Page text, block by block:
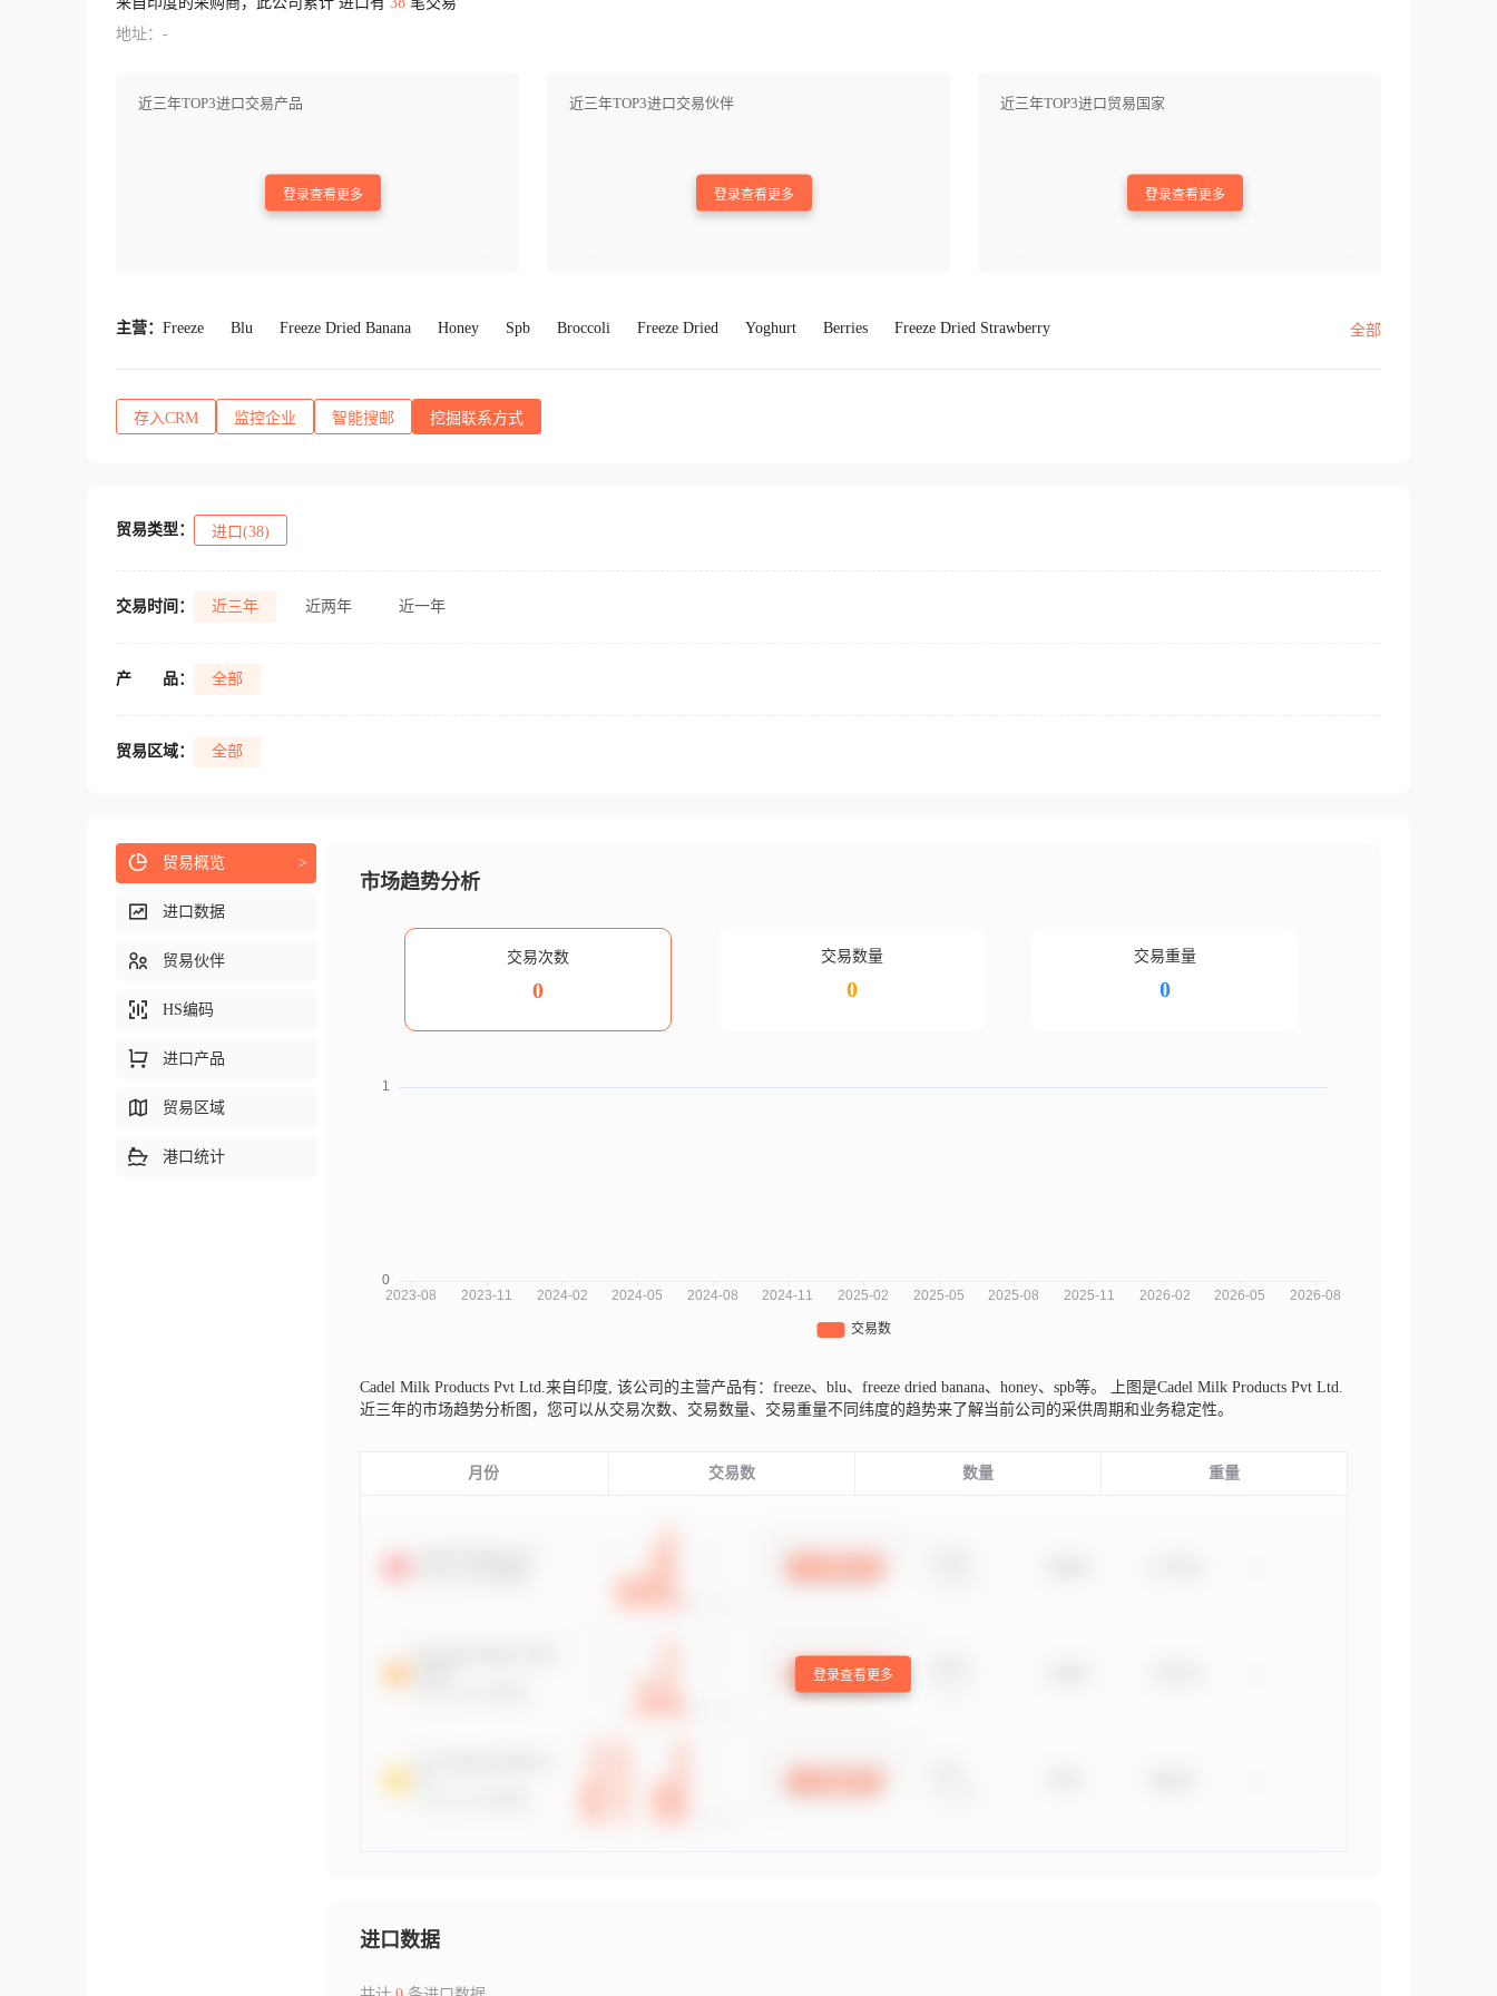
地址：-
近三年TOP3进口交易产品
登录查看更多
近三年TOP3进口交易伙伴
登录查看更多
近三年TOP3进口贸易国家
登录查看更多
主营： Freeze Blu Freeze Dried Banana Honey Spb Broccoli Freeze Dried Yoghurt Berries Freeze Dried Strawberry 全部
存入CRM 监控企业 智能搜邮 挖掘联系方式
贸易类型： 进口(38)
交易时间： 近三年 近两年 近一年
产 品： 全部
贸易区域： 全部
市场趋势分析
交易次数
0
交易数量
0
交易重量
0
Cadel Milk Products Pvt Ltd.来自印度, 该公司的主营产品有：freeze、blu、freeze dried banana、honey、spb等。
上图是Cadel Milk Products Pvt Ltd.
近三年的市场趋势分析图，您可以从交易次数、交易数量、交易重量不同纬度的趋势来了解当前公司的采供周期和业务稳定性。
月份 交易数 数量 重量
登录查看更多
进口数据
贸易概览 >
进口数据
贸易伙伴
HS编码
进口产品
贸易区域
港口统计